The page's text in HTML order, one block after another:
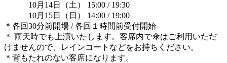
10月 14日（土）
15:00 / 19:30
10月 15日（日） 14:00 / 19:00
＊各回30分前開場 / 各回１時間前受付開始
＊ 雨天時でも上演いたします。客席内で傘はご利用いただ
けませんので、レインコートなどをお持ちください。
＊背もたれのない客席になります。